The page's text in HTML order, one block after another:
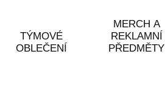
TÝMOVÉ
OBLEČENÍ
MERCH A
REKLAMNÍ
PŘEDMĚTY